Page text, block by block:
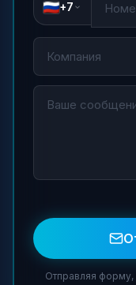
+7
Отправляя форму,